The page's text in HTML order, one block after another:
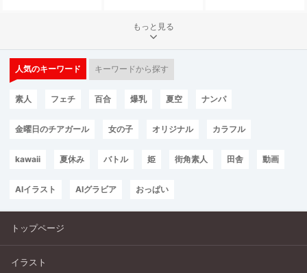
もっと見る
人気のキーワード キーワードから探す
素人 フェチ 百合 爆乳 夏空 ナンパ
金曜日のチアガール 女の子 オリジナル カラフル
kawaii 夏休み バトル 姫 街角素人 田舎 動画
AIイラスト AIグラビア おっぱい
トップページ
イラスト